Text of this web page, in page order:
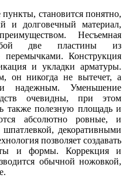
становится понятно,
и долговечный материал,
Несъемная
две пластины из
перемычками. Конструкция
и укладки арматуры.
он никогда не вытечет, а
надежным. Уменьшение
очевидны, при этом
также полезную площадь и
абсолютно ровные, и
декоративными
позволяет создавать
и формы. Коррекция и
обычной ножовкой,